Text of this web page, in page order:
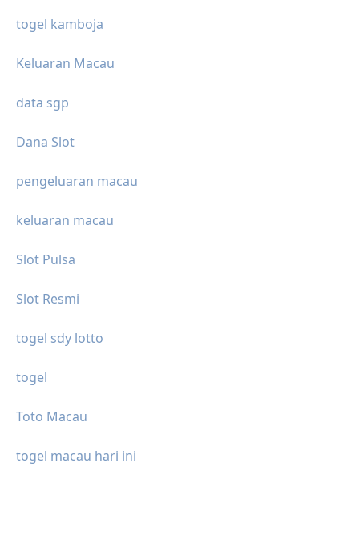
togel kamboja
Keluaran Macau
data sgp
Dana Slot
pengeluaran macau
keluaran macau
Slot Pulsa
Slot Resmi
togel sdy lotto
togel
Toto Macau
togel macau hari ini